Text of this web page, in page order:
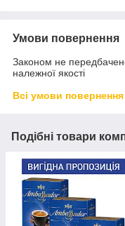
Умови повернення
Законом не
належної якості
Всі умови повернення
Подібні товари